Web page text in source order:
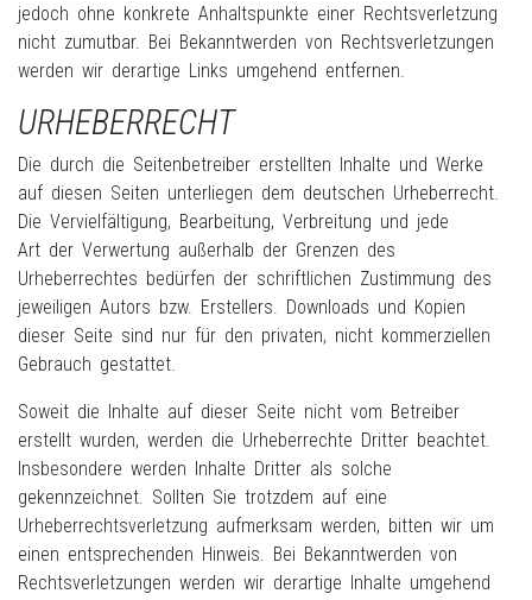
jedoch ohne konkrete Anhaltspunkte einer Rechtsverletzung
nicht zumutbar. Bei Bekanntwerden von Rechtsverletzungen
werden wir derartige Links umgehend entfernen.
URHEBERRECHT
Die durch die Seitenbetreiber erstellten Inhalte und Werke
auf diesen Seiten unterliegen dem deutschen Urheberrecht.
Die Vervielfältigung, Bearbeitung, Verbreitung und jede
Art der Verwertung außerhalb der Grenzen des
Urheberrechtes bedürfen der schriftlichen Zustimmung des
jeweiligen Autors bzw. Erstellers. Downloads und Kopien
dieser Seite sind nur für den privaten, nicht kommerziellen
Gebrauch gestattet.
Soweit die Inhalte auf dieser Seite nicht vom Betreiber
erstellt wurden, werden die Urheberrechte Dritter beachtet.
Insbesondere werden Inhalte Dritter als solche
gekennzeichnet. Sollten Sie trotzdem auf eine
Urheberrechtsverletzung aufmerksam werden, bitten wir um
einen entsprechenden Hinweis. Bei Bekanntwerden von
Rechtsverletzungen werden wir derartige Inhalte umgehend